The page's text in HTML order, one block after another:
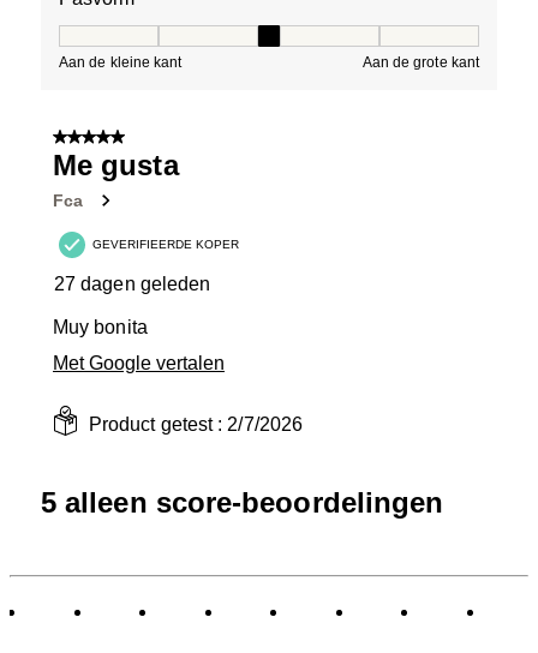
Aan de kleine kant Aan de grote kant
5 van 5 sterren.
Me gusta
Fca
GEVERIFIEERDE KOPER
27 dagen geleden
Muy bonita
Met Google vertalen
Product getest :2/7/2026
5 alleen score-beoordelingen